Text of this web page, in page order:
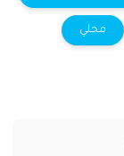
محلي